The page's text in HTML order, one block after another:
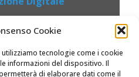
Cookie
tecnologie come i cookie
informazioni del dispositivo. Il
di elaborare dati come il